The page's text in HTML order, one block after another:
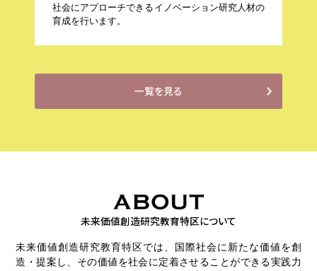
社会にアプローチできるイノベーション研究人材の
育成を行います。
一覧を見る
未来価値創造研究教育特区について
未来価値創造研究教育特区では、国際社会に新たな価値を創
造・提案し、その価値を社会に定着させることができる実践力